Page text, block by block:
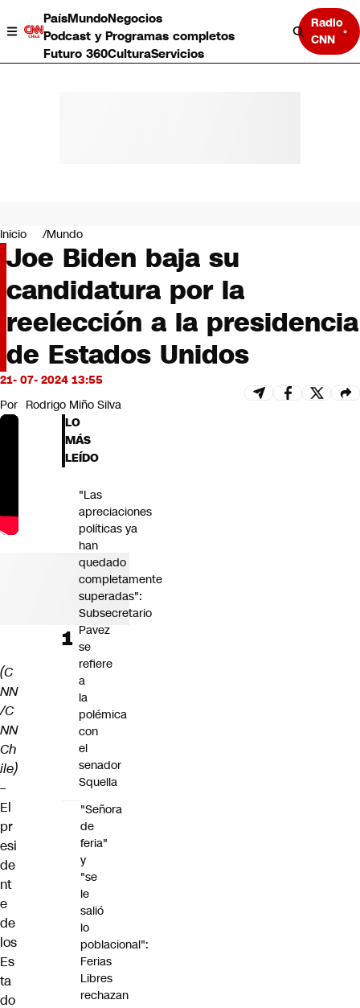
PaísMundoNegocios
Podcast y Programas completos
Futuro 360CulturaServicios
Radio
CNN
Negocios
Deportes
Programas completos
Cultura
Servicios
Bits
CNN tiempo
Futuro 360
Inicio Mundo
Joe Biden baja su
candidatura por la
reelección a la presidencia
de Estados Unidos
21- 07- 2024 13:55
Por Rodrigo Miño Silva
(C
NN
/C
NN
Ch
ile)
–
El
pr
esi
de
nt
e
de
los
Es
ta
do
LO
MÁS
LEÍDO
"Las
apreciaciones
políticas ya
han
quedado
completamente
superadas":
Subsecretario
Pavez
se
refiere
a
la
polémica
con
el
senador
Squella
"Señora
de
feria"
y
"se
le
salió
lo
poblacional":
Ferias
Libres
rechazan